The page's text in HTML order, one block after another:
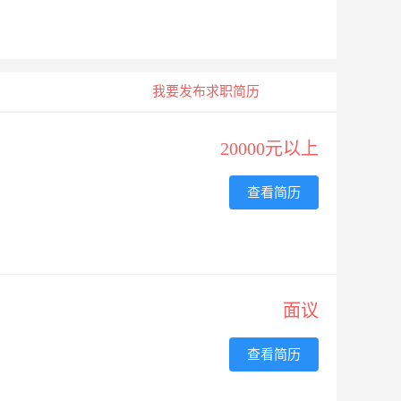
我要发布求职简历
20000元以上
查看简历
面议
查看简历